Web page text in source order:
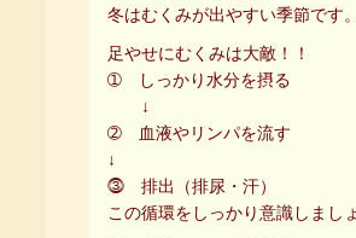
冬はむくみが出やすい季節です。
足やせにむくみは大敵！！
➀ しっかり水分を摂る
↓
➁ 血液やリンパを流す
↓
⓷ 排出（排尿・汗）
この循環をしっかり意識しまし